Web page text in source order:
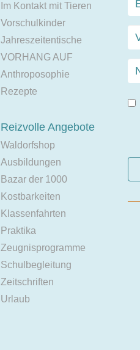
Im Kontakt mit Tieren
Vorschulkinder
Jahreszeitentische
VORHANG AUF
Anthroposophie
Rezepte
Reizvolle Angebote
Waldorfshop
Ausbildungen
Bazar der 1000
Kostbarkeiten
Klassenfahrten
Praktika
Zeugnisprogramme
Schulbegleitung
Zeitschriften
Urlaub